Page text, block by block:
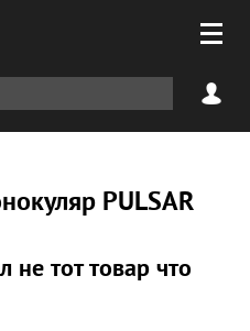
PULSAR
тот товар что